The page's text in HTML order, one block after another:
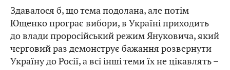
Здавалося б, що тема подолана, але потім
Ющенко програє вибори, в Україні приходить
до влади проросійський режим Януковича, який
черговий раз демонструє бажання розвернути
Україну до Росії, а всі інші теми їх не цікавлять –